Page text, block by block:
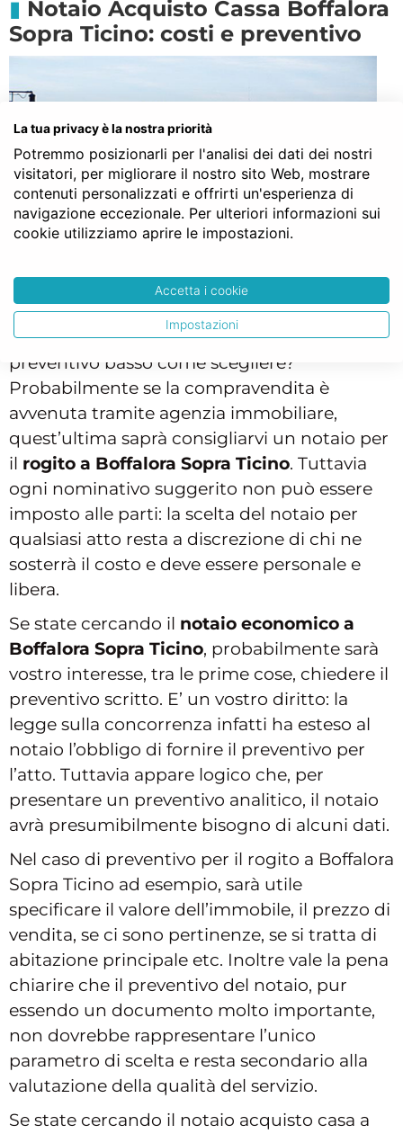
Notaio Acquisto Cassa Boffalora
Sopra Ticino: costi e preventivo
Se anche per il costo del notaio sperate in un
preventivo basso come scegliere?
Probabilmente se la compravendita è
avvenuta tramite agenzia immobiliare,
quest’ultima saprà consigliarvi un notaio per
il rogito a Boffalora Sopra Ticino. Tuttavia
ogni nominativo suggerito non può essere
imposto alle parti: la scelta del notaio per
qualsiasi atto resta a discrezione di chi ne
sosterrà il costo e deve essere personale e
libera.
Se state cercando il notaio economico a
Boffalora Sopra Ticino, probabilmente sarà
vostro interesse, tra le prime cose, chiedere il
preventivo scritto. E’ un vostro diritto: la
legge sulla concorrenza infatti ha esteso al
notaio l’obbligo di fornire il preventivo per
l’atto. Tuttavia appare logico che, per
presentare un preventivo analitico, il notaio
avrà presumibilmente bisogno di alcuni dati.
Nel caso di preventivo per il rogito a Boffalora
Sopra Ticino ad esempio, sarà utile
specificare il valore dell’immobile, il prezzo di
vendita, se ci sono pertinenze, se si tratta di
abitazione principale etc. Inoltre vale la pena
chiarire che il preventivo del notaio, pur
essendo un documento molto importante,
non dovrebbe rappresentare l’unico
parametro di scelta e resta secondario alla
valutazione della qualità del servizio.
Se state cercando il notaio acquisto casa a
La tua privacy è la nostra priorità
Potremmo posizionarli per l'analisi dei dati dei nostri
visitatori, per migliorare il nostro sito Web, mostrare
contenuti personalizzati e offrirti un'esperienza di
navigazione eccezionale. Per ulteriori informazioni sui
cookie utilizziamo aprire le impostazioni.
Accetta i cookie
Impostazioni